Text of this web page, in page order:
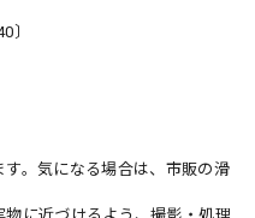
〕
。気になる場合は、市販の滑